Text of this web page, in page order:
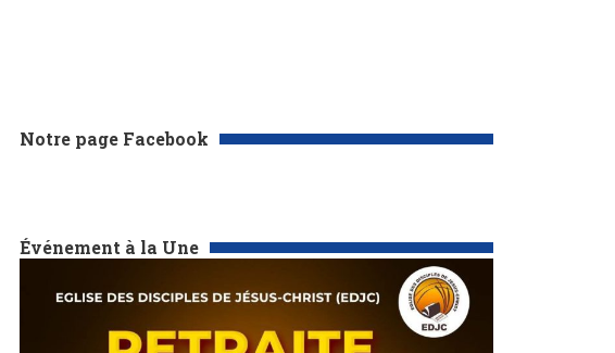
Notre page Facebook
Événement à la Une